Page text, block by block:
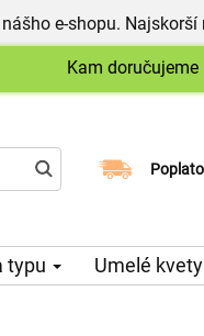
e-shopu.
Kam doručujeme
typu Umelé kvety